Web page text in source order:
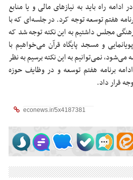
راه باید به نیازهای مالی و یا منابع
هفتم توسعه توجه کرد. در جلسه‌ای که با
مجلس داشتیم به این نکته توجه شد که
و مسجد پایگاه قرآن می‌خواهیم با
نمی‌توانیم به این نکته برسیم به نظر
برنامه هفتم توسعه و در وظایف حوزه
قرار داد.